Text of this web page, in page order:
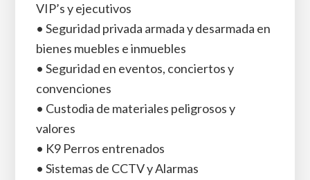
VIP’s y ejecutivos
• Seguridad privada armada y desarmada en
bienes muebles e inmuebles
• Seguridad en eventos, conciertos y
convenciones
• Custodia de materiales peligrosos y
valores
• K9 Perros entrenados
• Sistemas de CCTV y Alarmas